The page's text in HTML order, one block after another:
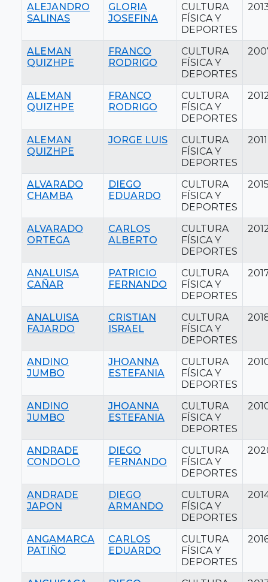
ALEJANDRO
SALINAS
GLORIA
JOSEFINA
CULTURA
FÍSICA Y
DEPORTES
ALEMAN
QUIZHPE
FRANCO
RODRIGO
CULTURA
FÍSICA Y
DEPORTES
ALEMAN
QUIZHPE
FRANCO
RODRIGO
CULTURA
FÍSICA Y
DEPORTES
ALEMAN
QUIZHPE
JORGE LUIS
CULTURA
FÍSICA Y
DEPORTES
2011
ALVARADO
CHAMBA
DIEGO
EDUARDO
CULTURA
FÍSICA Y
DEPORTES
ALVARADO
ORTEGA
CARLOS
ALBERTO
CULTURA
FÍSICA Y
DEPORTES
ANALUISA
CAÑAR
PATRICIO
FERNANDO
CULTURA
FÍSICA Y
DEPORTES
ANALUISA
FAJARDO
CRISTIAN
ISRAEL
CULTURA
FÍSICA Y
DEPORTES
ANDINO
JUMBO
JHOANNA
ESTEFANIA
CULTURA
FÍSICA Y
DEPORTES
ANDINO
JUMBO
JHOANNA
ESTEFANIA
CULTURA
FÍSICA Y
DEPORTES
ANDRADE
CONDOLO
DIEGO
FERNANDO
CULTURA
FÍSICA Y
DEPORTES
ANDRADE
JAPON
DIEGO
ARMANDO
CULTURA
FÍSICA Y
DEPORTES
ANGAMARCA
PATIÑO
CARLOS
EDUARDO
CULTURA
FÍSICA Y
DEPORTES